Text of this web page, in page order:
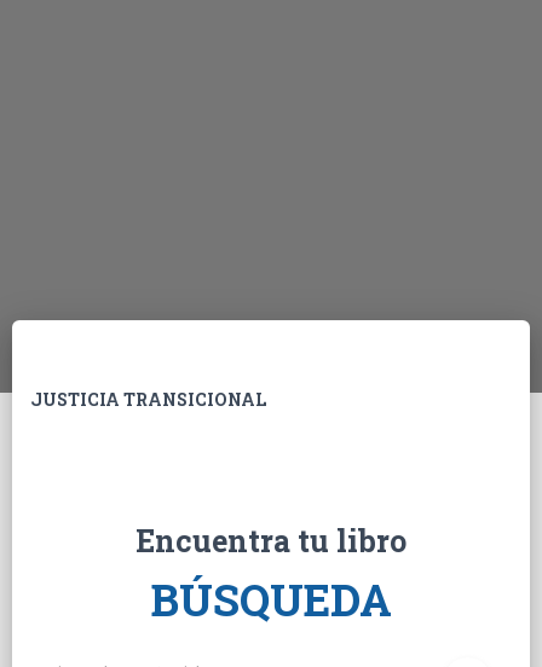
JUSTICIA TRANSICIONAL
Encuentra tu libro
BÚSQUEDA